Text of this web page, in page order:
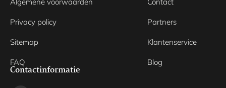
Privacy policy
Sitemap
FAQ
Partners
Klantenservice
Blog
Contactinformatie